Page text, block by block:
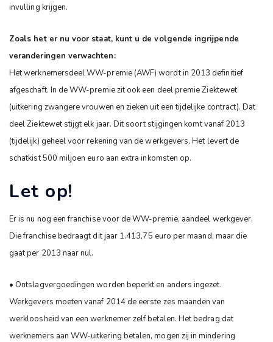
invulling krijgen.
Zoals het er nu voor staat, kunt u de volgende ingrijpende
veranderingen verwachten:
Het werknemersdeel WW-premie (AWF) wordt in 2013 definitief
afgeschaft. In de WW-premie zit ook een deel premie Ziektewet
(uitkering zwangere vrouwen en zieken uit een tijdelijke contract). Dat
deel Ziektewet stijgt elk jaar. Dit soort stijgingen komt vanaf 2013
(tijdelijk) geheel voor rekening van de werkgevers. Het levert de
schatkist 500 miljoen euro aan extra inkomsten op.
Let op!
Er is nu nog een franchise voor de WW-premie, aandeel werkgever.
Die franchise bedraagt dit jaar 1.413,75 euro per maand, maar die
gaat per 2013 naar nul.
• Ontslagvergoedingen worden beperkt en anders ingezet.
Werkgevers moeten vanaf 2014 de eerste zes maanden van
werkloosheid van een werknemer zelf betalen. Het bedrag dat
werknemers aan WW-uitkering betalen, mogen zij in mindering